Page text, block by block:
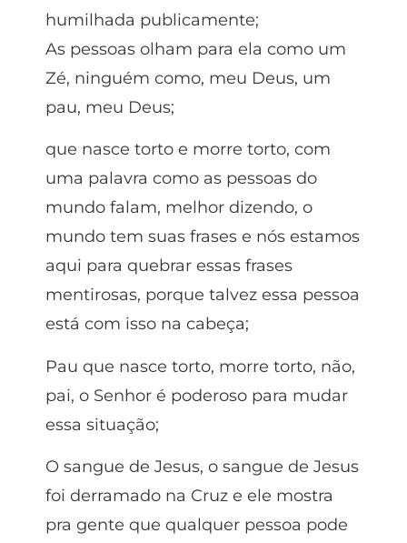
humilhada publicamente;
As pessoas olham para ela como um
Zé, ninguém como, meu Deus, um
pau, meu Deus;
que nasce torto e morre torto, com
uma palavra como as pessoas do
mundo falam, melhor dizendo, o
mundo tem suas frases e nós estamos
aqui para quebrar essas frases
mentirosas, porque talvez essa pessoa
está com isso na cabeça;
Pau que nasce torto, morre torto, não,
pai, o Senhor é poderoso para mudar
essa situação;
O sangue de Jesus, o sangue de Jesus
foi derramado na Cruz e ele mostra
pra gente que qualquer pessoa pode